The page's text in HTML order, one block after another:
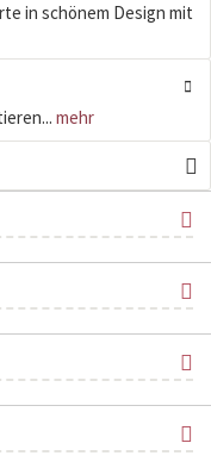
in schönem Design mit
mehr